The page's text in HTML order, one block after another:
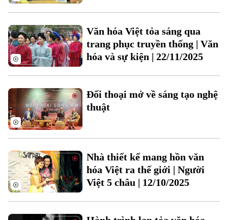
Văn hóa Việt tỏa sáng qua
trang phục truyền thống | Văn
hóa và sự kiện | 22/11/2025
Đối thoại mở về sáng tạo nghệ
thuật
Nhà thiết kế mang hồn văn
hóa Việt ra thế giới | Người
Việt 5 châu | 12/10/2025